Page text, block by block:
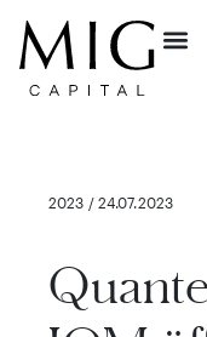
2023 / 24.07.2023